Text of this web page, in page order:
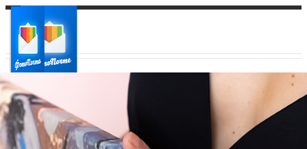
Ваш город:
Ваш регион доставки